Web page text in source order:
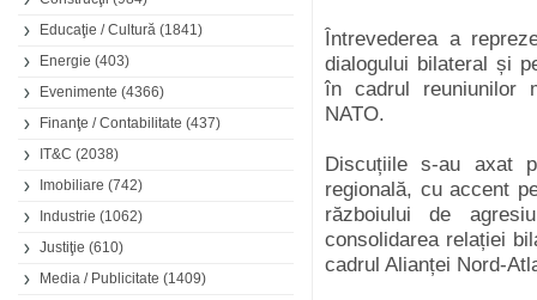
Educaţie / Cultură (1841)
Energie (403)
Evenimente (4366)
Finanţe / Contabilitate (437)
IT&C (2038)
Imobiliare (742)
Industrie (1062)
Justiţie (610)
Media / Publicitate (1409)
Întrevederea a
dialogului bilateral și
în cadrul reuniunilor
NATO.
Discuțiile s-au axat
regională, cu accent
războiului de
consolidarea relației
cadrul Alianței Nord-